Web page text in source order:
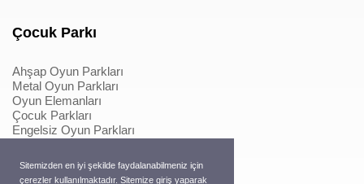
Sitemizden en iyi şekilde faydalanabilmeniz için
çerezler kullanılmaktadır. Sitemize giriş yaparak
Çocuk Parkı
Ahşap Oyun Parkları
Metal Oyun Parkları
Oyun Elemanları
Çocuk Parkları
Engelsiz Oyun Parkları
Oyun Elemanları
Metal Konstrüksiyonlu İpli Tırmanmalar